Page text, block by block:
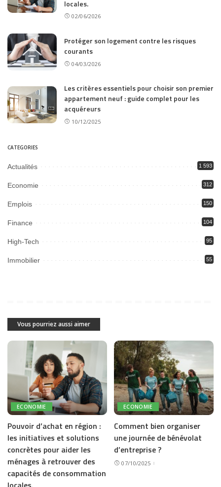
locales.
02/06/2026
Protéger son logement contre les risques
courants
04/03/2026
Les critères essentiels pour choisir son premier
appartement neuf : guide complet pour les
acquéreurs
10/12/2025
CATEGORIES
Actualités 1 593
Economie 312
Emplois 150
Finance 104
High-Tech 95
Immobilier 55
Vous pourriez aussi aimer
ECONOMIE
Pouvoir d’achat en région :
les initiatives et solutions
concrètes pour aider les
ménages à retrouver des
capacités de consommation
ECONOMIE
Comment bien organiser
une journée de bénévolat
d’entreprise ?
07/10/2025